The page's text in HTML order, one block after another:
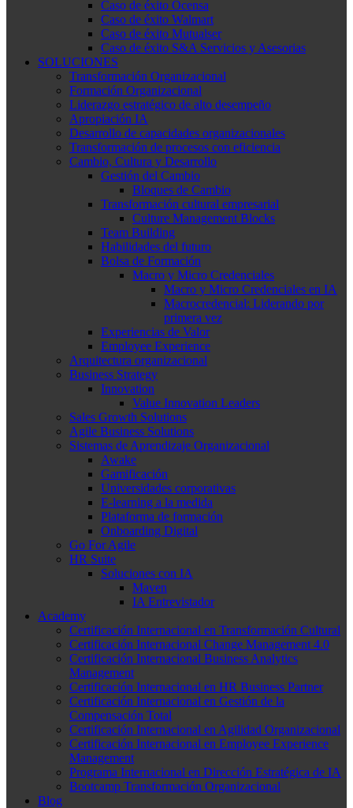
Caso de éxito Ocensa
Caso de éxito Walmart
Caso de éxito Mutualser
Caso de éxito S&A Servicios y Asesorias
SOLUCIONES
Transformación Organizacional
Formación Organizacional
Liderazgo estratégico de alto desempeño
Apropiación IA
Desarrollo de capacidades organizacionales
Transformación de procesos con eficiencia
Cambio, Cultura y Desarrollo
Gestión del Cambio
Bloques de Cambio
Transformación cultural empresarial
Culture Management Blocks
Team Building
Habilidades del futuro
Bolsa de Formación
Macro y Micro Credenciales
Macro y Micro Credenciales en IA
Macrocredencial: Liderando por
primera vez
Experiencias de Valor
Employee Experience
Arquitectura organizacional
Business Strategy
Innovation
Value Innovation Leaders
Sales Growth Solutions
Agile Business Solutions
Sistemas de Aprendizaje Organizacional
Awake
Gamificación
Universidades corporativas
E-learning a la medida
Plataforma de formación
Onboarding Digital
Go For Agile
HR Suite
Soluciones con IA
Maven
IA Entrevistador
Academy
Certificación Internacional en Transformación Cultural
Certificación Internacional Change Management 4.0
Certificación Internacional Business Analytics
Management
Certificación Internacional en HR Business Partner
Certificación Internacional en Gestión de la
Compensación Total
Certificación Internacional en Agilidad Organizacional
Certificación Internacional en Employee Experience
Management
Programa Internacional en Dirección Estratégica de IA
Bootcamp Transformación Organizacional
Blog